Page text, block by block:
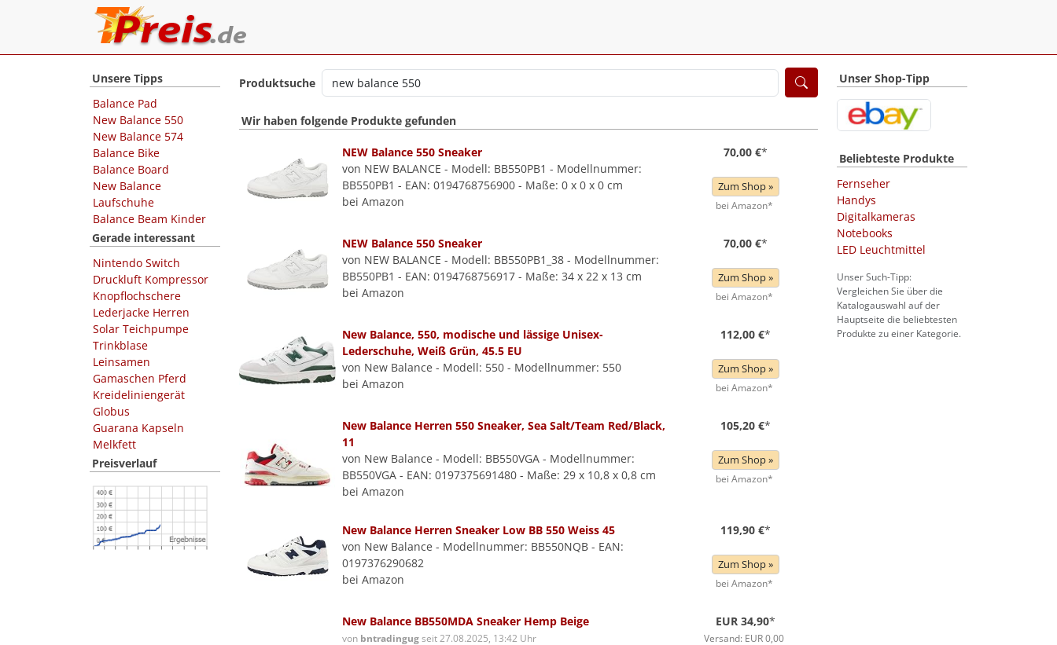
Unsere Tipps
Balance Pad
New Balance 550
New Balance 574
Balance Bike
Balance Board
New Balance
Laufschuhe
Balance Beam Kinder
Gerade interessant
Nintendo Switch
Druckluft Kompressor
Knopflochschere
Lederjacke Herren
Solar Teichpumpe
Trinkblase
Leinsamen
Gamaschen Pferd
Kreideliniengerät
Globus
Guarana Kapseln
Melkfett
Preisverlauf
Produktsuche
Wir haben folgende Produkte gefunden
NEW Balance 550 Sneaker
von NEW BALANCE - Modell: BB550PB1 - Modellnummer:
BB550PB1 - EAN: 0194768756900 - Maße: 0 x 0 x 0 cm
bei Amazon
70,00 €*
Zum Shop »
bei Amazon*
NEW Balance 550 Sneaker
von NEW BALANCE - Modell: BB550PB1_38 - Modellnummer:
BB550PB1 - EAN: 0194768756917 - Maße: 34 x 22 x 13 cm
bei Amazon
70,00 €*
Zum Shop »
bei Amazon*
New Balance, 550, modische und lässige Unisex-
Lederschuhe, Weiß Grün, 45.5 EU
von New Balance - Modell: 550 - Modellnummer: 550
bei Amazon
112,00 €*
Zum Shop »
bei Amazon*
New Balance Herren 550 Sneaker, Sea Salt/Team Red/Black,
11
von New Balance - Modell: BB550VGA - Modellnummer:
BB550VGA - EAN: 0197375691480 - Maße: 29 x 10,8 x 0,8 cm
bei Amazon
105,20 €*
Zum Shop »
bei Amazon*
New Balance Herren Sneaker Low BB 550 Weiss 45
von New Balance - Modellnummer: BB550NQB - EAN:
0197376290682
bei Amazon
119,90 €*
Zum Shop »
bei Amazon*
New Balance BB550MDA Sneaker Hemp Beige
von bntradingugseit 27.08.2025, 13:42 Uhr
EUR 34,90*
Versand: EUR 0,00
Unser Shop-Tipp
Beliebteste Produkte
Fernseher
Handys
Digitalkameras
Notebooks
LED Leuchtmittel
Unser Such-Tipp:
Vergleichen Sie über die
Katalogauswahl auf der
Hauptseite die beliebtesten
Produkte zu einer Kategorie.